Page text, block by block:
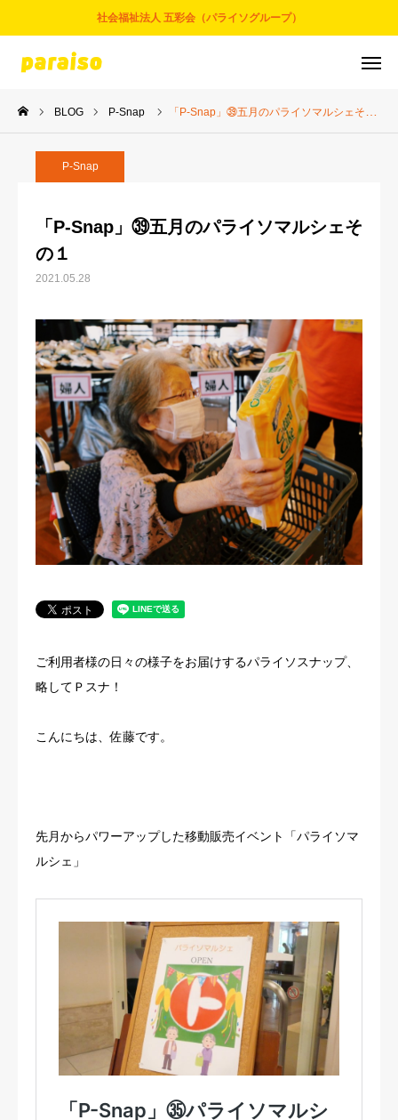
社会福祉法人 五彩会（パライソグループ）
BLOG P-Snap 「P-Snap」㊴五月のパライソマルシェその１
P-Snap
「P-Snap」㊴五月のパライソマルシェそ
の１
2021.05.28
ご利用者様の日々の様子をお届けするパライソスナップ、
略してＰスナ！
こんにちは、佐藤です。
先月からパワーアップした移動販売イベント「パライソマ
ルシェ」
お問合せ サービスについて
アクセス
事業とサービス
パライソブログ
スタッフ紹介
法人概要